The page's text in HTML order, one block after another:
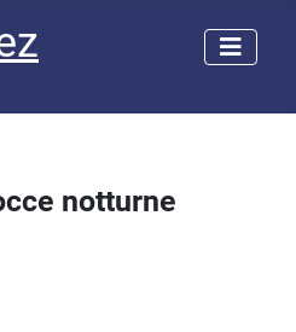
notturne